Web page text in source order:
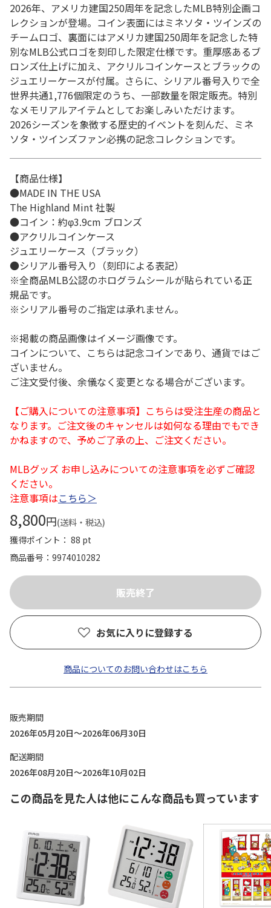
2026年、アメリカ建国250周年を記念したMLB特別企画コ
レクションが登場。コイン表面にはミネソタ・ツインズの
チームロゴ、裏面にはアメリカ建国250周年を記念した特
別なMLB公式ロゴを刻印した限定仕様です。重厚感あるブ
ロンズ仕上げに加え、アクリルコインケースとブラックの
ジュエリーケースが付属。さらに、シリアル番号入りで全
世界共通1,776個限定のうち、一部数量を限定販売。特別
なメモリアルアイテムとしてお楽しみいただけます。
2026シーズンを象徴する歴史的イベントを刻んだ、ミネ
ソタ・ツインズファン必携の記念コレクションです。
【商品仕様】
●MADE IN THE USA
The Highland Mint 社製
●コイン：約φ3.9cm ブロンズ
●アクリルコインケース
ジュエリーケース（ブラック）
●シリアル番号入り（刻印による表記）
※全商品MLB公認のホログラムシールが貼られている正
規品です。
※シリアル番号のご指定は承れません。
※掲載の商品画像はイメージ画像です。
コインについて、こちらは記念コインであり、通貨ではご
ざいません。
ご注文受付後、余儀なく変更となる場合がございます。
【ご購入についての注意事項】こちらは受注生産の商品と
なります。ご注文後のキャンセルは如何なる理由でもでき
かねますので、予めご了承の上、ご注文ください。
MLBグッズ お申し込みについての注意事項を必ずご確認
ください。
注意事項はこちら＞
8,800円(送料・税込)
獲得ポイント： 88 pt
商品番号
9974010282
お気に入りに登録する
商品についてのお問い合わせはこちら
販売期間
2026年05月20日～2026年06月30日
配送期間
2026年08月20日～2026年10月02日
この商品を見た人は他にこんな商品も買っています